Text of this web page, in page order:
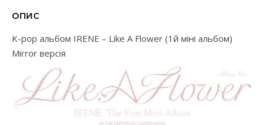
ОПИС
K-pop альбом IRENE – Like A Flower (1й міні альбом)
Mirror версія